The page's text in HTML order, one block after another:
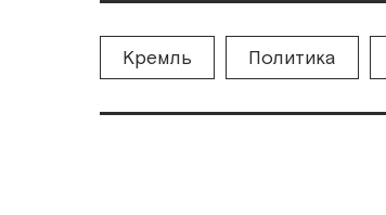
Кремль Политика